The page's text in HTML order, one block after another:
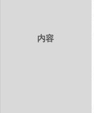
内容